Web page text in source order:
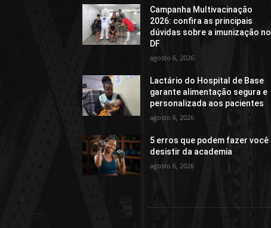
Campanha Multivacinação
2026: confira as principais
dúvidas sobre a imunização no
DF
agosto 6, 2026
Lactário do Hospital de Base
garante alimentação segura e
personalizada aos pacientes
agosto 6, 2026
5 erros que podem fazer você
desistir da academia
agosto 6, 2026